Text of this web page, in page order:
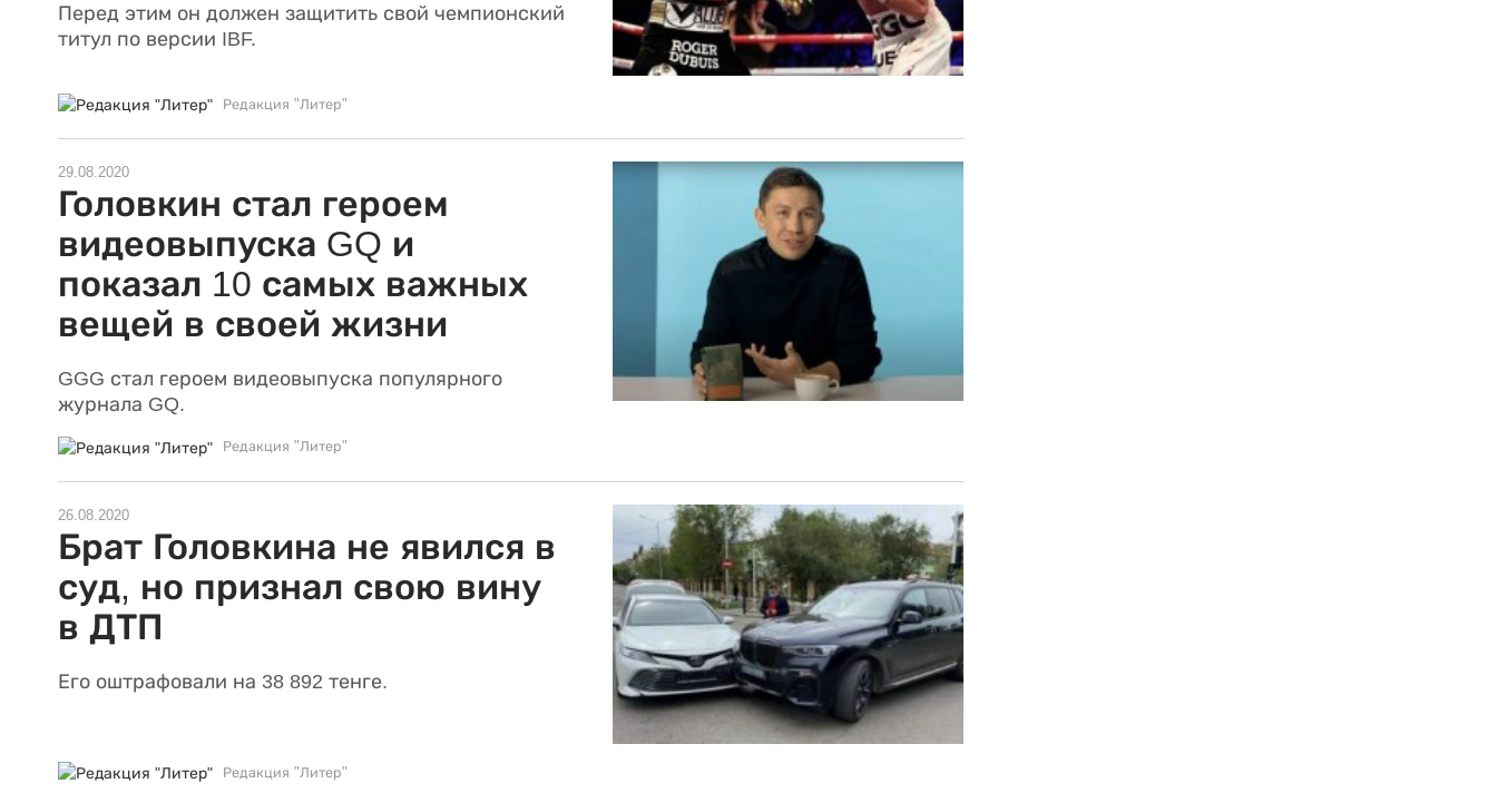
Перед этим он должен защитить свой чемпионский
титул по версии IBF.
Редакция "Литер"
29.08.2020
Головкин стал героем
видеовыпуска GQ и
показал 10 самых важных
вещей в своей жизни
GGG стал героем видеовыпуска популярного
журнала GQ.
Редакция "Литер"
26.08.2020
Брат Головкина не явился в
суд, но признал свою вину
в ДТП
Его оштрафовали на 38 892 тенге.
Редакция "Литер"